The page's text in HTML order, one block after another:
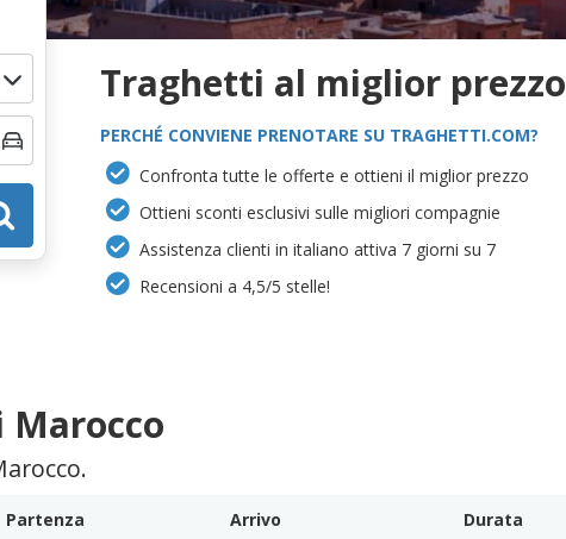
Traghetti al miglior prezzo
PERCHÉ CONVIENE PRENOTARE SU TRAGHETTI.COM?
Confronta tutte le offerte e ottieni il miglior prezzo
Ottieni sconti esclusivi sulle migliori compagnie
Assistenza clienti in italiano attiva 7 giorni su 7
Recensioni a 4,5/5 stelle!
Partenza Arrivo
Durata